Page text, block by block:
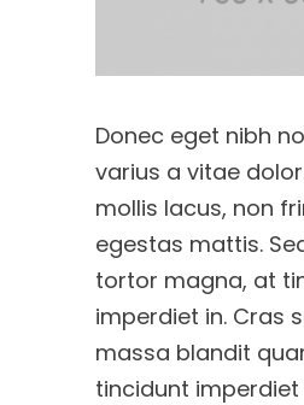
Donec eget nibh
varius a vitae
mollis lacus, non
egestas mattis.
tortor magna, at
imperdiet in. Cras
massa blandit
tincidunt imperdiet